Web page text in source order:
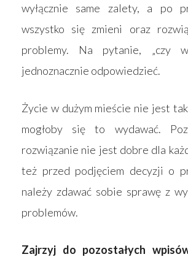
wyłącznie same zalety, a po
wszystko się zmieni oraz
problemy. Na pytanie, „czy
jednoznacznie odpowiedzieć.
Życie w dużym mieście nie jest
mogłoby się to wydawać.
rozwiązanie nie jest dobre dla
też przed podjęciem decyzji o
należy zdawać sobie sprawę z
problemów.
Zajrzyj do pozostałych